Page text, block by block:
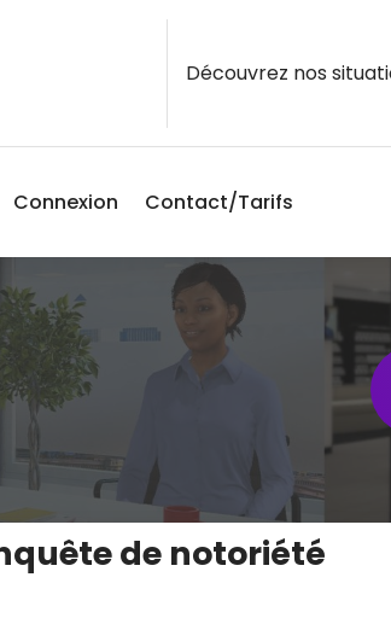
Découvrez nos
Connexion Contact/Tarifs
de notoriété